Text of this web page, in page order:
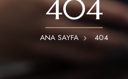
404
ANA SAYFA 404